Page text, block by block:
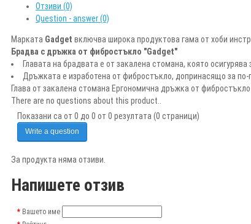
Отзиви (0)
Question - answer (0)
Марката Gadget включва широка продуктова гама от хоби
Брадва с дръжка от фибростъкло "Gadget"
Главата на брадвата е от закалена стомана, която
Дръжката е изработена от фибростъкло, допринасящо за
Глава от закалена стомана Ергономична дръжка от фибростъкло
There are no questions about this product..
Показани са от 0 до 0 от 0 резултата (0 страници)
Write a question
За продукта няма отзиви.
Напишете отзив
Вашето име